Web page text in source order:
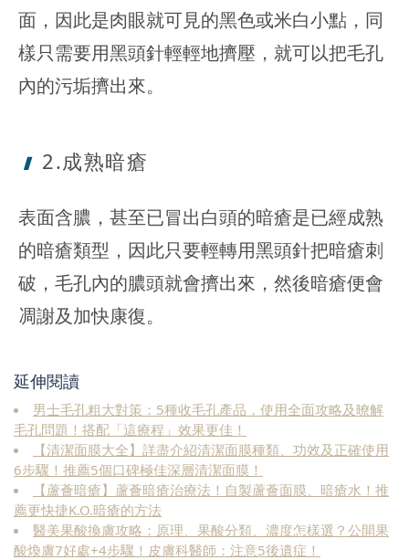
面，因此是肉眼就可見的黑色或米白小點，同
樣只需要用黑頭針輕輕地擠壓，就可以把毛孔
內的污垢擠出來。
2.成熟暗瘡
表面含膿，甚至已冒出白頭的暗瘡是已經成熟
的暗瘡類型，因此只要輕轉用黑頭針把暗瘡刺
破，毛孔內的膿頭就會擠出來，然後暗瘡便會
凋謝及加快康復。
延伸閱讀
男士毛孔粗大對策：5種收毛孔產品，使用全面攻略及暸解
毛孔問題！搭配「這療程」效果更佳！
【清潔面膜大全】詳盡介紹清潔面膜種類、功效及正確使用
6步驟！推薦5個口碑極佳深層清潔面膜！
【蘆薈暗瘡】蘆薈暗瘡治療法！自製蘆薈面膜、暗瘡水！推
薦更快捷K.O.暗瘡的方法
醫美果酸換膚攻略：原理、果酸分類、濃度怎樣選？公開果
酸煥膚7好處+4步驟！皮膚科醫師：注意5後遺症！